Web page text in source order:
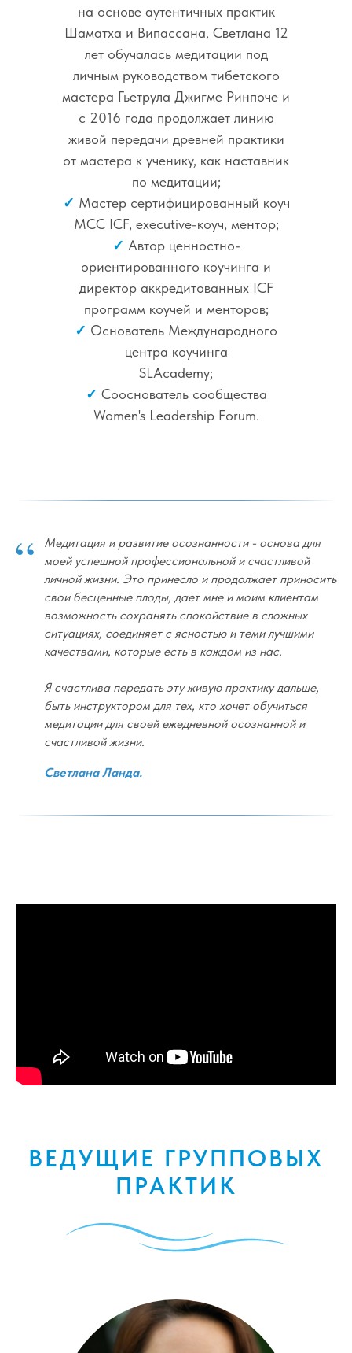
на основе аутентичных практик
Шаматха и Випассана. Светлана 12
лет обучалась медитации под
личным руководством тибетского
мастера Гьетрула Джигме Ринпоче и
с 2016 года продолжает линию
живой передачи древней практики
от мастера к ученику, как наставник
по медитации;
✓ Мастер сертифицированный коуч
МСС ICF, еxecutive-коуч, ментор;
✓ Автор ценностно-
ориентированного коучинга и
директор аккредитованных ICF
программ коучей и менторов;
✓ Основатель Международного
центра коучинга
SLAcademy;
✓ Сооснователь сообщества
Women's Leadership Forum.
“
Медитация и развитие осознанности - основа для
моей успешной профессиональной и счастливой
личной жизни. Это принесло и продолжает приносить
свои бесценные плоды, дает мне и моим клиентам
возможность сохранять спокойствие в сложных
ситуациях, соединяет с ясностью и теми лучшими
качествами, которые есть в каждом из нас.
Я счастлива передать эту живую практику дальше,
быть инструктором для тех, кто хочет обучиться
медитации для своей ежедневной осознанной и
счастливой жизни.
Светлана Ланда.
ВЕДУЩИЕ ГРУППОВЫХ
ПРАКТИК